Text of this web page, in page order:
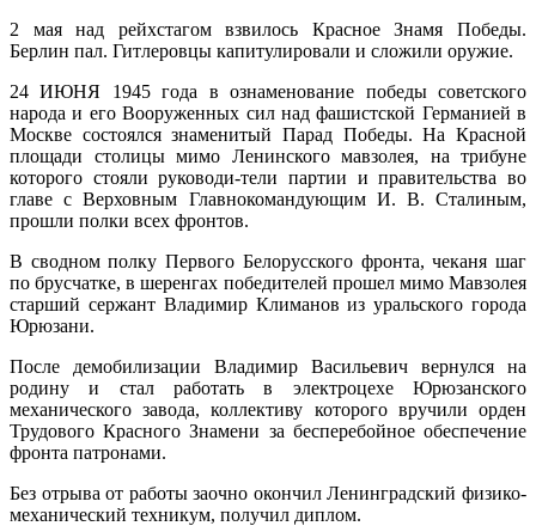
2 мая над рейхстагом взвилось Красное Знамя Победы.
Берлин пал. Гитлеровцы капитулировали и сложили оружие.
24 ИЮНЯ 1945 года в ознаменование победы советского
народа и его Вооруженных сил над фашистской Германией в
Москве состоялся знаменитый Парад Победы. На Красной
площади столицы мимо Ленинского мавзолея, на трибуне
которого стояли руководи-тели партии и правительства во
главе с Верховным Главнокомандующим И. В. Сталиным,
прошли полки всех фронтов.
В сводном полку Первого Белорусского фронта, чеканя шаг
по брусчатке, в шеренгах победителей прошел мимо Мавзолея
старший сержант Владимир Климанов из уральского города
Юрюзани.
После демобилизации Владимир Васильевич вернулся на
родину и стал работать в электроцехе Юрюзанского
механического завода, коллективу которого вручили орден
Трудового Красного Знамени за бесперебойное обеспечение
фронта патронами.
Без отрыва от работы заочно окончил Ленинградский физико-
механический техникум, получил диплом.